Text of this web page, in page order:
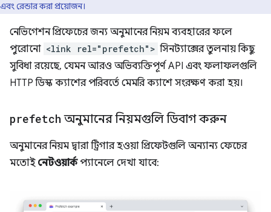
এবং রেন্ডার করা প্রয়োজন।
নেভিগেশন প্রিফেচের জন্য অনুমানের নিয়ম ব্যবহারের ফলে
পুরোনো <link rel="prefetch"> সিনট্যাক্সের তুলনায় কিছু
সুবিধা রয়েছে, যেমন আরও অভিব্যক্তিপূর্ণ API এবং ফলাফলগুলি
HTTP ডিস্ক ক্যাশের পরিবর্তে মেমরি ক্যাশে সংরক্ষণ করা হয়।
prefetch অনুমানের নিয়মগুলি ডিবাগ করুন
অনুমানের নিয়ম দ্বারা ট্রিগার হওয়া প্রিফেটগুলি অন্যান্য ফেচের
মতোই নেটওয়ার্কপ্যানেলে দেখা যাবে: